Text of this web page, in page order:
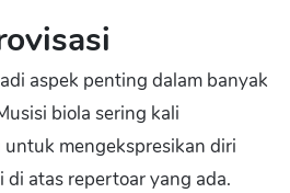
aspek penting dalam banyak
biola sering kali
mengekspresikan diri
atas repertoar yang ada.